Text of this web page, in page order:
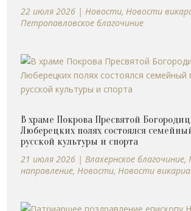
22 июля 2026 | Новости, Новости
Петропавловское благочиние
В храме Покрова Пресвятой
Люберецких полях состоялся
русской культуры и спорта
21 июля 2026 | Влахернское благочиние,
направление, Новости, Новости